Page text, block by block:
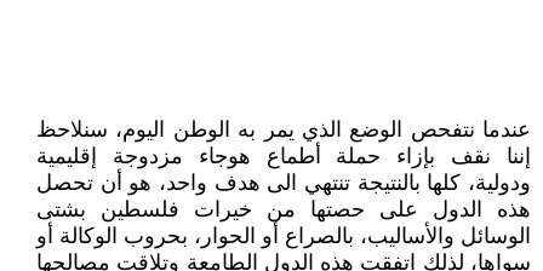
عندما نتفحص الوضع الذي يمر به الوطن اليوم، سنلاحظ
إننا نقف بإزاء حملة أطماع هوجاء مزدوجة إقليمية
ودولية، كلها بالنتيجة تنتهي الى هدف واحد، هو أن تحصل
هذه الدول على حصتها من خيرات فلسطين بشتى
الوسائل والأساليب، بالصراع أو الحوار، بحروب الوكالة أو
سواها، لذلك اتفقت هذه الدول الطامعة وتلاقت مصالحها